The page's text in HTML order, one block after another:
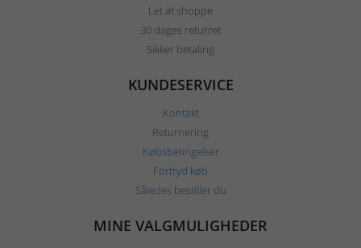
Let at shoppe
30 dages returret
Sikker betaling
KUNDESERVICE
Kontakt
Returnering
Købsbetingelser
Fortryd køb
Således bestiller du
MINE VALGMULIGHEDER